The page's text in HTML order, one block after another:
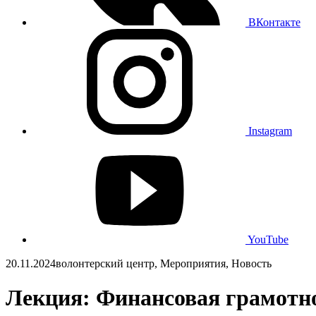
ВКонтакте
Instagram
YouTube
20.11.2024волонтерский центр, Мероприятия, Новость
Лекция: Финансовая